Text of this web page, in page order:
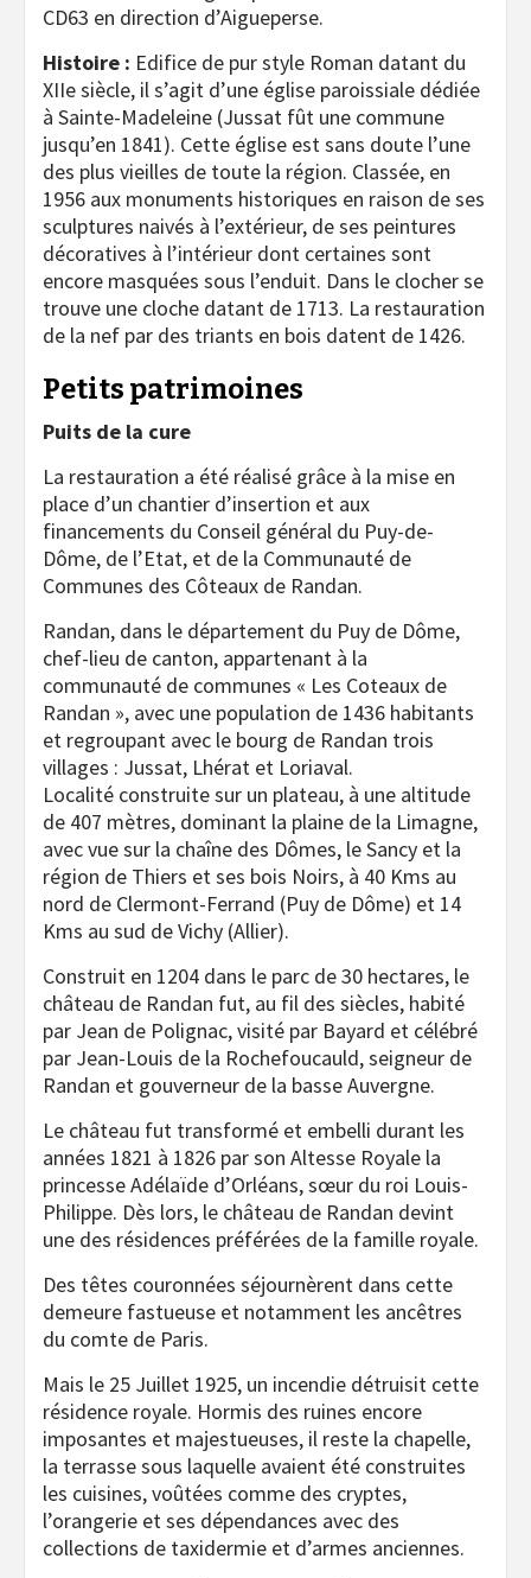
CD63 en direction d’Aigueperse.
Histoire : Edifice de pur style Roman datant du
XIIe siècle, il s’agit d’une église paroissiale dédiée
à Sainte-Madeleine (Jussat fût une commune
jusqu’en 1841). Cette église est sans doute l’une
des plus vieilles de toute la région. Classée, en
1956 aux monuments historiques en raison de ses
sculptures naivés à l’extérieur, de ses peintures
décoratives à l’intérieur dont certaines sont
encore masquées sous l’enduit. Dans le clocher se
trouve une cloche datant de 1713. La restauration
de la nef par des triants en bois datent de 1426.
Petits patrimoines
Puits de la cure
La restauration a été réalisé grâce à la mise en
place d’un chantier d’insertion et aux
financements du Conseil général du Puy-de-
Dôme, de l’Etat, et de la Communauté de
Communes des Côteaux de Randan.
Randan, dans le département du Puy de Dôme,
chef-lieu de canton, appartenant à la
communauté de communes « Les Coteaux de
Randan », avec une population de 1436 habitants
et regroupant avec le bourg de Randan trois
villages : Jussat, Lhérat et Loriaval.
Localité construite sur un plateau, à une altitude
de 407 mètres, dominant la plaine de la Limagne,
avec vue sur la chaîne des Dômes, le Sancy et la
région de Thiers et ses bois Noirs, à 40 Kms au
nord de Clermont-Ferrand (Puy de Dôme) et 14
Kms au sud de Vichy (Allier).
Construit en 1204 dans le parc de 30 hectares, le
château de Randan fut, au fil des siècles, habité
par Jean de Polignac, visité par Bayard et célébré
par Jean-Louis de la Rochefoucauld, seigneur de
Randan et gouverneur de la basse Auvergne.
Le château fut transformé et embelli durant les
années 1821 à 1826 par son Altesse Royale la
princesse Adélaïde d’Orléans, sœur du roi Louis-
Philippe. Dès lors, le château de Randan devint
une des résidences préférées de la famille royale.
Des têtes couronnées séjournèrent dans cette
demeure fastueuse et notamment les ancêtres
du comte de Paris.
Mais le 25 Juillet 1925, un incendie détruisit cette
résidence royale. Hormis des ruines encore
imposantes et majestueuses, il reste la chapelle,
la terrasse sous laquelle avaient été construites
les cuisines, voûtées comme des cryptes,
l’orangerie et ses dépendances avec des
collections de taxidermie et d’armes anciennes.